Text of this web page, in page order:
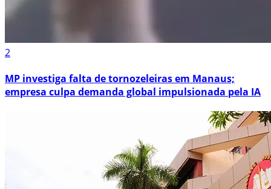
2
MP investiga falta de tornozeleiras em Manaus;
empresa culpa demanda global impulsionada pela IA